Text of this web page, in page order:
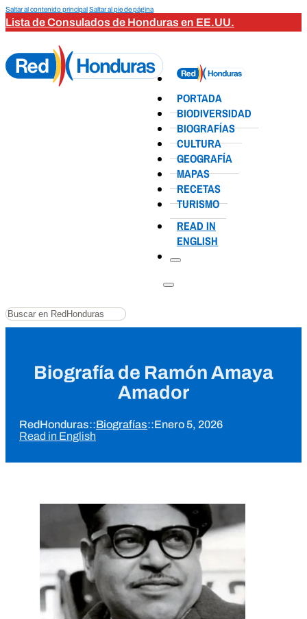
Saltar al contenido principalSaltar al pie de página
Lista de Consulados de Honduras en EE.UU.
PORTADA
BIODIVERSIDAD
BIOGRAFÍAS
CULTURA
GEOGRAFÍA
MAPAS
RECETAS
TURISMO
READ IN
ENGLISH
Buscar
Biografía de Ramón Amaya
Amador
RedHonduras::Biografías::Enero 5, 2026
Read in English